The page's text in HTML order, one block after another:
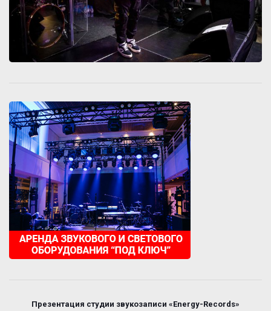
Презентация студии звукозаписи «Energy-Records»